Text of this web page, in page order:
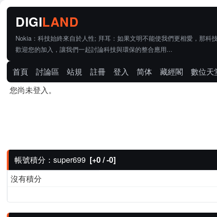
Nokia：科技始終來自於人性; 拜耳：如果文明不能使我們更相愛，那科
歡迎您的加入，讓我們一起討論科技與環保的整合應用...
首頁 討論區 站規 註冊 登入 简体 藏經閣
數位天
您尚未登入。
帳號積分：super699 [+0 / -0]
沒有積分